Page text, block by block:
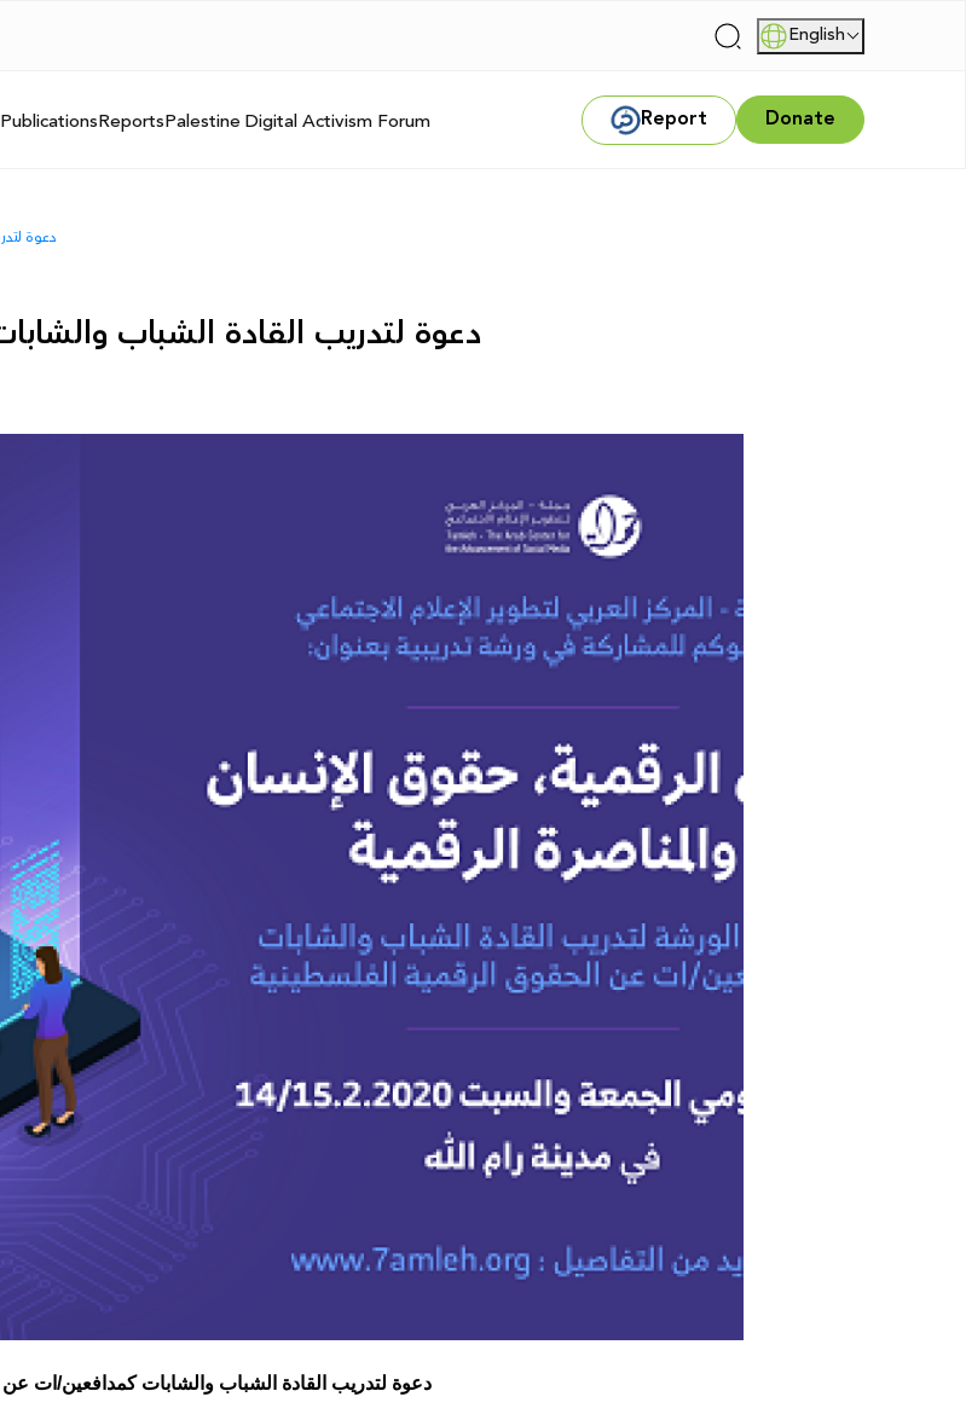
| English
PublicationsReportsPalestine Digital Activism Forum Report Donate
دعوة
دعوة لتدريب القادة الشباب
دعوة لتدريب القادة الشباب والشابات كمدافعين/ات عن